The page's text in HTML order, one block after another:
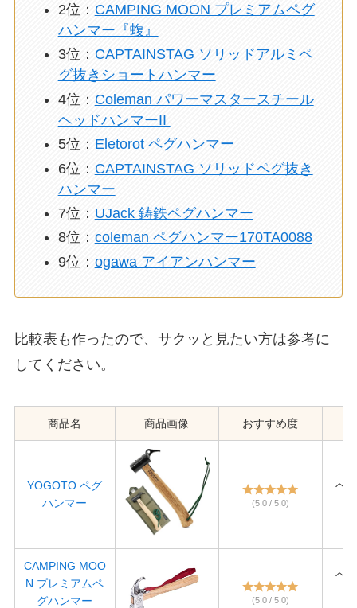
2位： CAMPING MOON プレミアムペグ
ハンマー『蝮』
3位： CAPTAINSTAG ソリッドアルミペ
グ抜きショートハンマー
4位： Coleman パワーマスタースチール
ヘッドハンマーII
5位： Eletorot ペグハンマー
6位： CAPTAINSTAG ソリッドペグ抜き
ハンマー
7位： UJack 鋳鉄ペグハンマー
8位： coleman ペグハンマー170TA0088
9位： ogawa アイアンハンマー
比較表も作ったので、サクッと見たい方は参考に
してください。
商品名 商品画像 おすすめ度
YOGOTO ペグ
ハンマー
(5.0 / 5.0)
ヘ
CAMPING MOO
N プレミアムペ
グハンマー
(5.0 / 5.0)
ヘ